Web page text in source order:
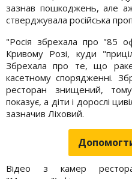
зазнав пошкоджень, але
стверджувала російська
"Росія збрехала про "85
Кривому Розі, куди
Збрехала про те, що
касетному спорядженні.
ресторан знищений,
показує, а діти і дорослі
зазначив Ліховий.
Відео з камер